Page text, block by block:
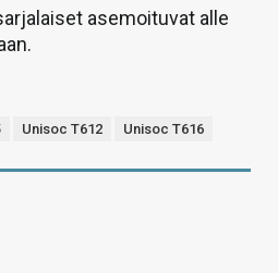
asemoituvat alle
Unisoc T612 Unisoc T616